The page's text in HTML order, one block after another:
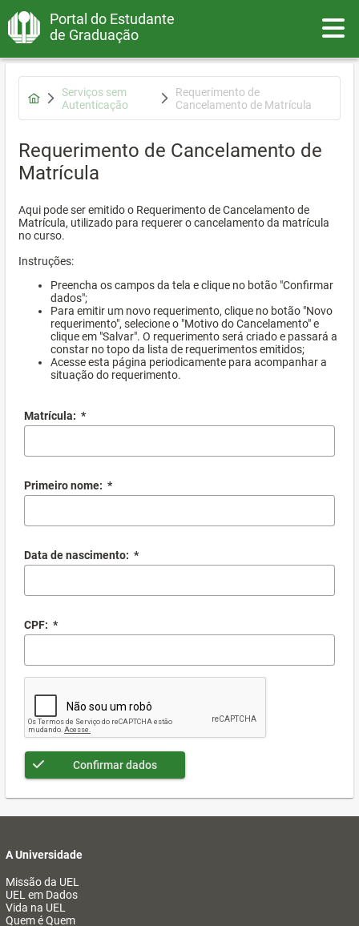
Portal do Estudante
de Graduação
Serviços sem
Autenticação
Requerimento de
Cancelamento de Matrícula
Requerimento de Cancelamento de
Matrícula
Aqui pode ser emitido o Requerimento de Cancelamento de
Matrícula, utilizado para requerer o cancelamento da matrícula
no curso.
Instruções:
Preencha os campos da tela e clique no botão "Confirmar
dados";
Para emitir um novo requerimento, clique no botão "Novo
requerimento", selecione o "Motivo do Cancelamento" e
clique em "Salvar". O requerimento será criado e passará a
constar no topo da lista de requerimentos emitidos;
Acesse esta página periodicamente para acompanhar a
situação do requerimento.
Matrícula: *
Primeiro nome: *
Data de nascimento: *
CPF: *
Confirmar dados
A Universidade
Missão da UEL
UEL em Dados
Vida na UEL
Quem é Quem